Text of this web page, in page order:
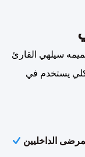
سيلهي القارئ
يستخدم في
الداخليين